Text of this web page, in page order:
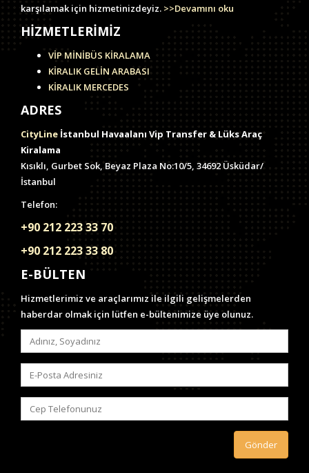
karşılamak için hizmetinizdeyiz. >>Devamını oku
HİZMETLERİMİZ
VİP MİNİBÜS KİRALAMA
KİRALIK GELİN ARABASI
KİRALIK MERCEDES
ADRES
CityLine İstanbul Havaalanı Vip Transfer & Lüks Araç
Kiralama
Kısıklı, Gurbet Sok, Beyaz Plaza No:10/5, 34692 Üsküdar/
İstanbul
Telefon:
+90 212 223 33 70
+90 212 223 33 80
E-BÜLTEN
Hizmetlerimiz ve araçlarımız ile ilgili gelişmelerden
haberdar olmak için lütfen e-bültenimize üye olunuz.
Gönder